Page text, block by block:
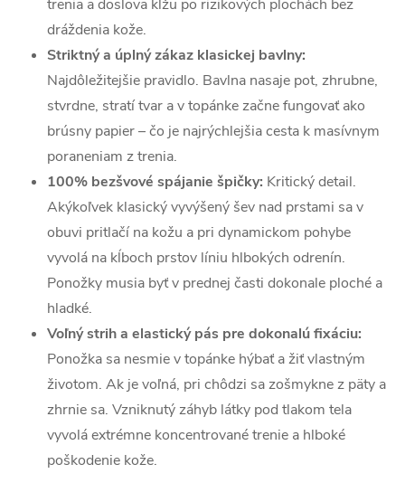
trenia a doslova kĺžu po rizikových plochách bez
dráždenia kože.
Striktný a úplný zákaz klasickej bavlny:
Najdôležitejšie pravidlo. Bavlna nasaje pot, zhrubne,
stvrdne, stratí tvar a v topánke začne fungovať ako
brúsny papier – čo je najrýchlejšia cesta k masívnym
poraneniam z trenia.
100% bezšvové spájanie špičky: Kritický detail.
Akýkoľvek klasický vyvýšený šev nad prstami sa v
obuvi pritlačí na kožu a pri dynamickom pohybe
vyvolá na kĺboch prstov líniu hlbokých odrenín.
Ponožky musia byť v prednej časti dokonale ploché a
hladké.
Voľný strih a elastický pás pre dokonalú fixáciu:
Ponožka sa nesmie v topánke hýbať a žiť vlastným
životom. Ak je voľná, pri chôdzi sa zošmykne z päty a
zhrnie sa. Vzniknutý záhyb látky pod tlakom tela
vyvolá extrémne koncentrované trenie a hlboké
poškodenie kože.